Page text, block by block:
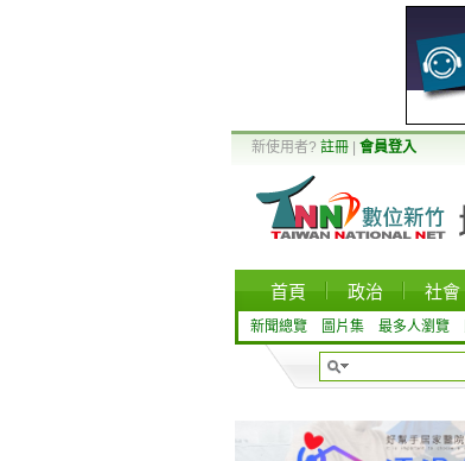
新使用者? 註冊 會員登入
首頁 政治 社會
新聞總覽 圖片集 最多人瀏覽